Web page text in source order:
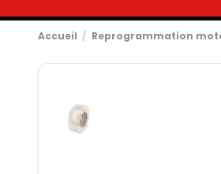
Accueil Reprogrammation